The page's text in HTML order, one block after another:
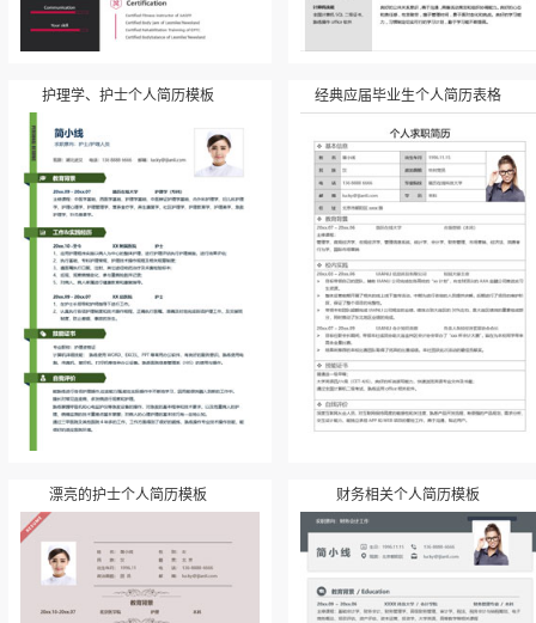
护理学、护士个人简历模板 经典应届毕业生个人简历表格
漂亮的护士个人简历模板 财务相关个人简历模板